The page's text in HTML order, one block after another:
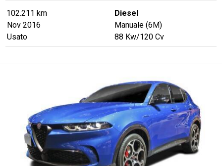
102.211 km
Diesel
Nov 2016
Manuale (6M)
Usato
88 Kw/120 Cv